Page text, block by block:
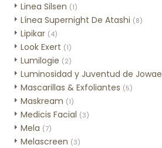
Linea Silsen (1)
Línea Supernight De Atashi (8)
Lipikar (4)
Look Exert (1)
Lumilogie (2)
Luminosidad y Juventud de Jowae
Mascarillas & Exfoliantes (5)
Maskream (1)
Medicis Facial (3)
Mela (7)
Melascreen (3)